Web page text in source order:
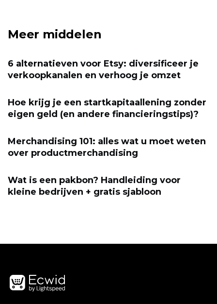
Meer middelen
6 alternatieven voor Etsy: diversificeer je
verkoopkanalen en verhoog je omzet
Hoe krijg je een startkapitaallening zonder
eigen geld (en andere financieringstips)?
Merchandising 101: alles wat u moet weten
over productmerchandising
Wat is een pakbon? Handleiding voor
kleine bedrijven + gratis sjabloon